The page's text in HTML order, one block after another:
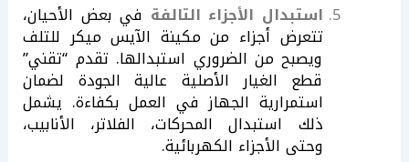
استبدال الأجزاء التالفة في بعض الأحيان،
تتعرض أجزاء من مكينة الآيس ميكر للتلف
ويصبح من الضروري استبدالها. تقدم “تقني”
قطع الغيار الأصلية عالية الجودة لضمان
استمرارية الجهاز في العمل بكفاءة. يشمل
ذلك استبدال المحركات، الفلاتر، الأنابيب،
وحتى الأجزاء الكهربائية.